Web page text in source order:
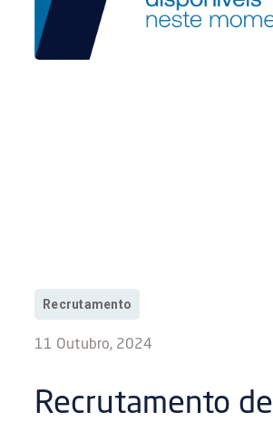
Recrutamento
11 Outubro, 2024
Recrutamento de